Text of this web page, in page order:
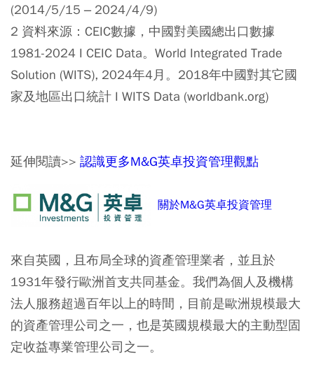
(2014/5/15 – 2024/4/9)
2 資料來源：CEIC數據，中國對美國總出口數據
1981-2024 I CEIC Data。World Integrated Trade
Solution (WITS), 2024年4月。2018年中國對其它國
家及地區出口統計 I WITS Data (worldbank.org)
延伸閱讀>> 認識更多M&G英卓投資管理觀點
關於M&G英卓投資管理
來自英國，且布局全球的資產管理業者，並且於
1931年發行歐洲首支共同基金。我們為個人及機構
法人服務超過百年以上的時間，目前是歐洲規模最大
的資產管理公司之一，也是英國規模最大的主動型固
定收益專業管理公司之一。